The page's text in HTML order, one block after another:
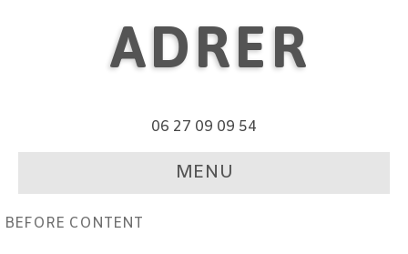
ADRER
06 27 09 09 54
MENU
BEFORE CONTENT